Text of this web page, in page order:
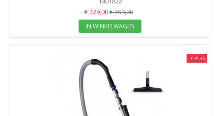
€ 329,00€ 399,00
IN WINKELWAGEN
-€ 39,05